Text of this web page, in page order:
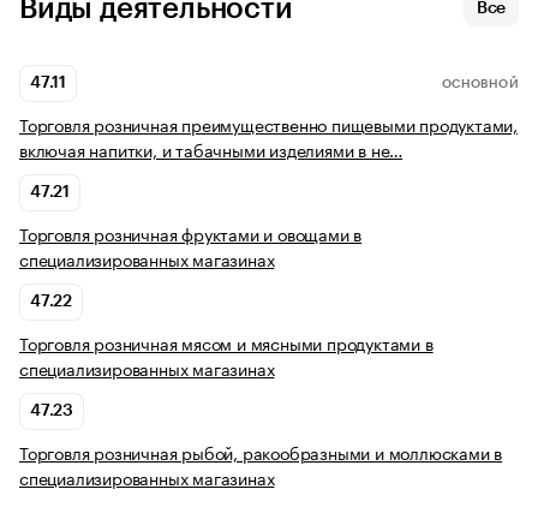
Виды деятельности Все
47.11 ОСНОВНОЙ
Торговля розничная преимущественно пищевыми продуктами,
включая напитки, и табачными изделиями в не…
47.21
Торговля розничная фруктами и овощами в
специализированных магазинах
47.22
Торговля розничная мясом и мясными продуктами в
специализированных магазинах
47.23
Торговля розничная рыбой, ракообразными и моллюсками в
специализированных магазинах